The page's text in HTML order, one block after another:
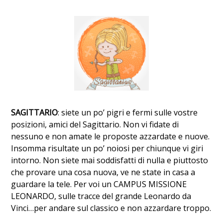
SAGITTARIO: siete un po’ pigri e fermi sulle vostre
posizioni, amici del Sagittario. Non vi fidate di
nessuno e non amate le proposte azzardate e nuove.
Insomma risultate un po’ noiosi per chiunque vi giri
intorno. Non siete mai soddisfatti di nulla e piuttosto
che provare una cosa nuova, ve ne state in casa a
guardare la tele. Per voi un CAMPUS MISSIONE
LEONARDO, sulle tracce del grande Leonardo da
Vinci…per andare sul classico e non azzardare troppo.